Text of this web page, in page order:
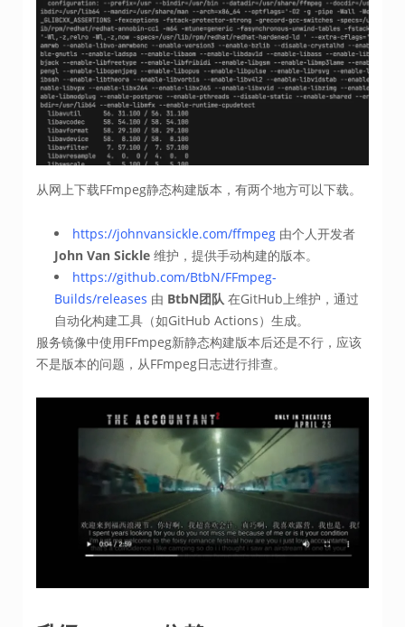
从网上下载FFmpeg静态构建版本，有两个地方可以下载。
https://johnvansickle.com/ffmpeg 由个人开发者 ​
John Van Sickle ​ 维护，提供手动构建的版本。
https://github.com/BtbN/FFmpeg-
Builds/releases 由 ​ BtbN团队 ​ 在GitHub上维护，通过
自动化构建工具（如GitHub Actions）生成。
服务镜像中使用FFmpeg新静态构建版本后还是不行，应该
不是版本的问题，从FFmpeg日志进行排查。